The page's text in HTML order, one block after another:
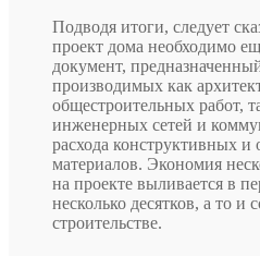
Подводя итоги, следует
проект дома необходимо
документ,
производимых как
общестроительных работ,
инженерных сетей и
расхода конструктивных и
материалов. Экономия
на проекте выливается в
несколько десятков, а то и
строительстве.